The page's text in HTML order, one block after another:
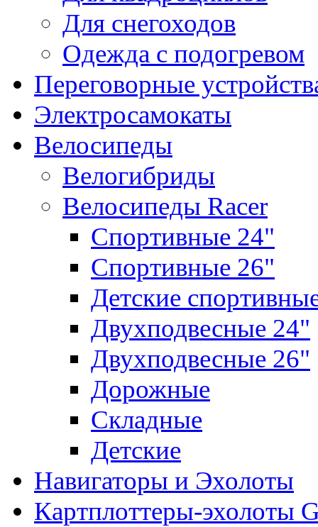
Для снегоходов
Одежда с подогревом
Переговорные
Электросамокаты
Велосипеды
Велогибриды
Велосипеды Racer
Спортивные 24"
Спортивные 26"
Детские
Двухподвесные 24"
Двухподвесные 26"
Дорожные
Складные
Детские
Навигаторы и Эхолоты
Картплоттеры-эхолоты